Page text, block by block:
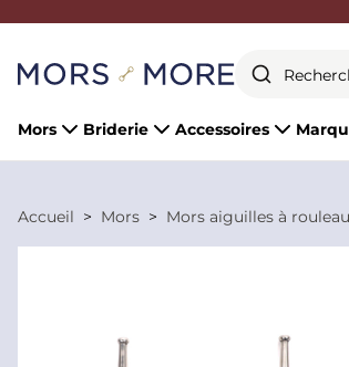
Mors Briderie Accessoires
Accueil Mors Mors aiguilles à